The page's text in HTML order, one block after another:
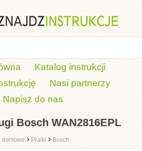
Katalog instrukcji
Nasi partnerzy
Napisz do nas
Bosch WAN2816EPL
domowe › Pralki › Bosch